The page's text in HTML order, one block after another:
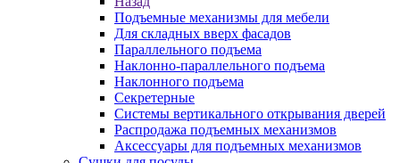
Подъемные механизмы для мебели
Для складных вверх фасадов
Параллельного подъема
Наклонно-параллельного подъема
Наклонного подъема
Секретерные
Системы вертикального открывания дверей
Распродажа подъемных механизмов
Аксессуары для подъемных механизмов